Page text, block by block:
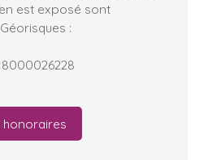
est exposé sont
:
honoraires